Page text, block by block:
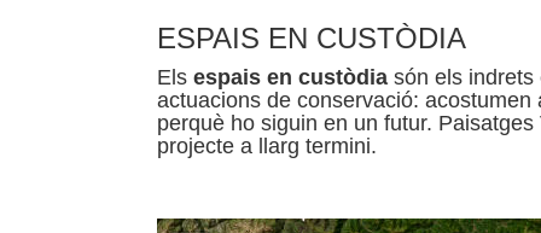
ESPAIS EN CUSTÒDIA
Els espais en custòdia són els indrets
actuacions de conservació:
perquè ho siguin en un futur.
projecte a llarg termini.